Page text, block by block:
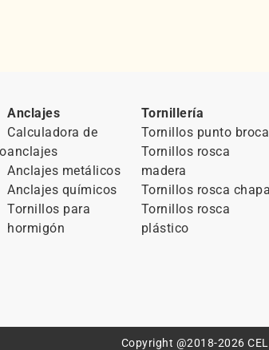
Anclajes
Calculadora de
anclajes
Anclajes metálicos
Anclajes químicos
Tornillos para
hormigón
Tornillería
Tornillos punto broca
Tornillos rosca
madera
Tornillos rosca chapa
Tornillos rosca
plástico
Copyright @2018-2026